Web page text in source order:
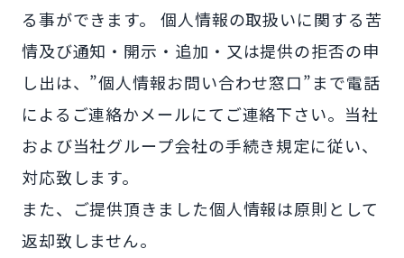
る事ができます。 個人情報の取扱いに関する苦
情及び通知・開示・追加・又は提供の拒否の申
し出は、”個人情報お問い合わせ窓口”まで電話
によるご連絡かメールにてご連絡下さい。当社
および当社グループ会社の手続き規定に従い、
対応致します。
また、ご提供頂きました個人情報は原則として
返却致しません。